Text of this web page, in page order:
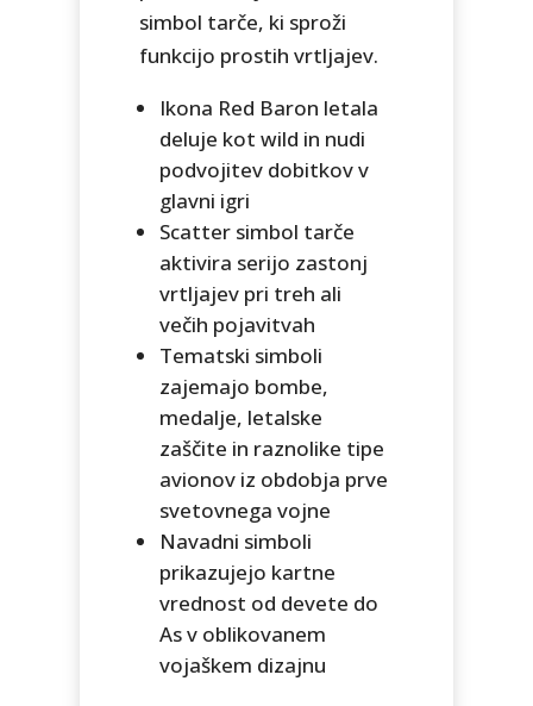
simbol tarče, ki sproži
funkcijo prostih vrtljajev.
Ikona Red Baron letala
deluje kot wild in nudi
podvojitev dobitkov v
glavni igri
Scatter simbol tarče
aktivira serijo zastonj
vrtljajev pri treh ali
večih pojavitvah
Tematski simboli
zajemajo bombe,
medalje, letalske
zaščite in raznolike tipe
avionov iz obdobja prve
svetovnega vojne
Navadni simboli
prikazujejo kartne
vrednost od devete do
As v oblikovanem
vojaškem dizajnu